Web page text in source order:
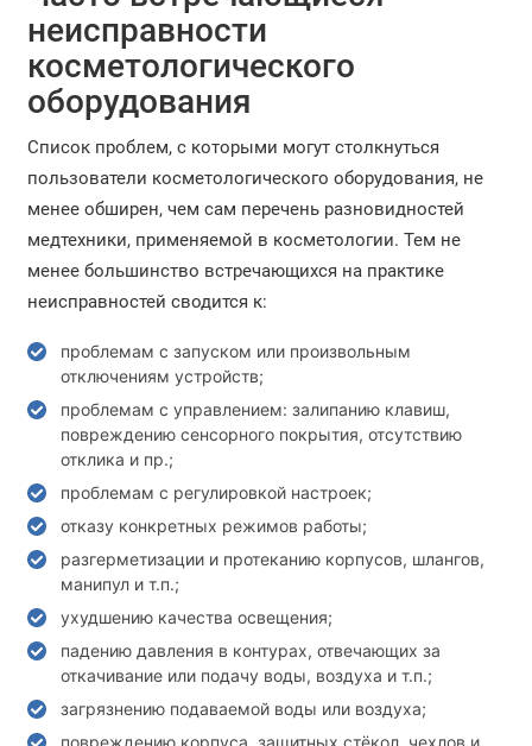
неисправности
косметологического
оборудования
Список проблем, с которыми могут столкнуться
пользователи косметологического оборудования, не
менее обширен, чем сам перечень разновидностей
медтехники, применяемой в косметологии. Тем не
менее большинство встречающихся на практике
неисправностей сводится к:
проблемам с запуском или произвольным
отключениям устройств;
проблемам с управлением: залипанию клавиш,
повреждению сенсорного покрытия, отсутствию
отклика и пр.;
проблемам с регулировкой настроек;
отказу конкретных режимов работы;
разгерметизации и протеканию корпусов, шлангов,
манипул и т.п.;
ухудшению качества освещения;
падению давления в контурах, отвечающих за
откачивание или подачу воды, воздуха и т.п.;
загрязнению подаваемой воды или воздуха;